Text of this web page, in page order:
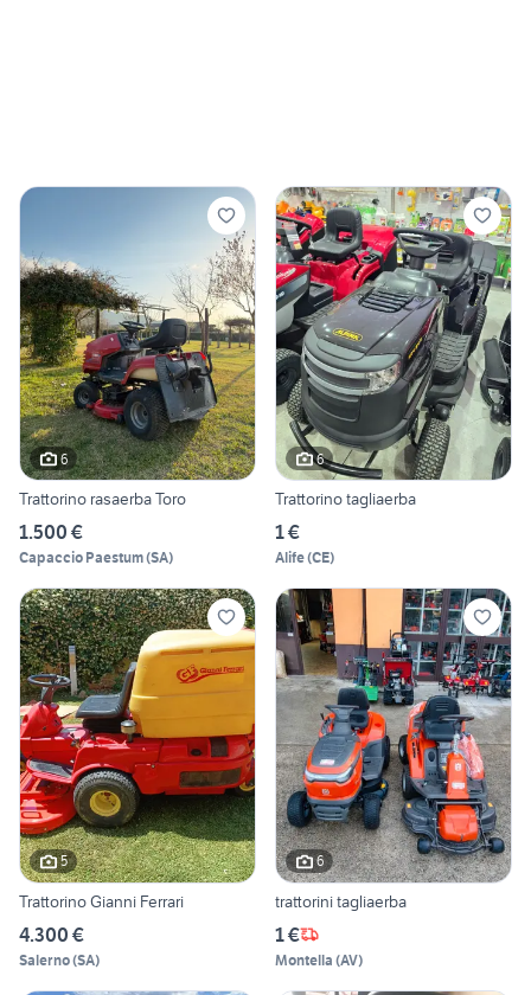
6
Trattorino rasaerba Toro
1.500 €
Capaccio Paestum(SA)
6
Trattorino tagliaerba
1 €
Alife(CE)
5
Trattorino Gianni Ferrari
4.300 €
Salerno(SA)
6
trattorini tagliaerba
1 €
Montella (AV)